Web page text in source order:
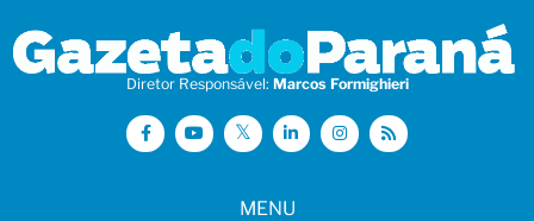
Diretor Responsável: Marcos Formighieri
MENU